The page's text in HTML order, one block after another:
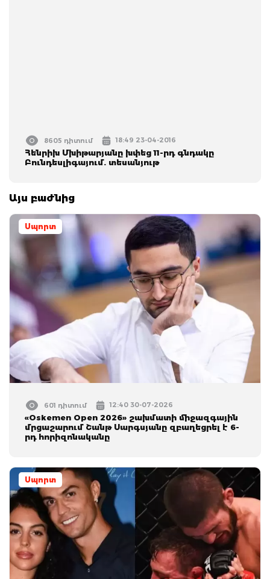
8605 դիտում 18:49 23-04-2016
Հենրիխ Մխիթարյանը խփեց 11-րդ գնդակը
Բունդեսլիգայում. տեսանյութ
Այս բաժնից
Սպորտ
601 դիտում 12:40 30-07-2026
«Oskemen Open 2026» շախմատի միջազգային
մրցաշարում Շանթ Սարգսյանը զբաղեցրել է 6-
րդ հորիզոնականը
Սպորտ